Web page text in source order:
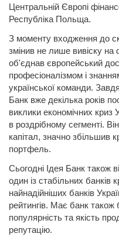
Центральній Європі
Республіка Польща.
З моменту входження до
змінив не лише вивіску на
об'єднав європейський
професіоналізмом і
української команди.
Банк вже декілька років
виклики економічних криз
в роздрібному сегменті.
капітал, значно збільшив
портфель.
Сьогодні Ідея Банк також
один із стабільних банків
найнадійніших банків
рейтингів. Має банк також
популярність та якість
репутацію.